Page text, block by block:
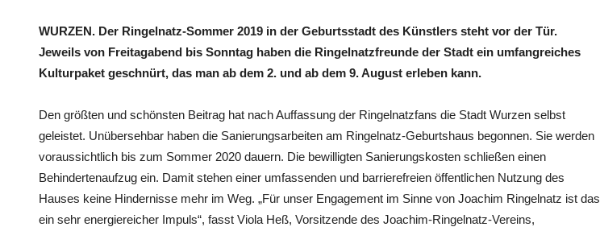
WURZEN. Der Ringelnatz-Sommer 2019 in der Geburtsstadt des Künstlers steht vor der Tür.
Jeweils von Freitagabend bis Sonntag haben die Ringelnatzfreunde der Stadt ein umfangreiches
Kulturpaket geschnürt, das man ab dem 2. und ab dem 9. August erleben kann.
Den größten und schönsten Beitrag hat nach Auffassung der Ringelnatzfans die Stadt Wurzen selbst
geleistet. Unübersehbar haben die Sanierungsarbeiten am Ringelnatz-Geburtshaus begonnen. Sie werden
voraussichtlich bis zum Sommer 2020 dauern. Die bewilligten Sanierungskosten schließen einen
Behindertenaufzug ein. Damit stehen einer umfassenden und barrierefreien öffentlichen Nutzung des
Hauses keine Hindernisse mehr im Weg. „Für unser Engagement im Sinne von Joachim Ringelnatz ist das
ein sehr energiereicher Impuls“, fasst Viola Heß, Vorsitzende des Joachim-Ringelnatz-Vereins,